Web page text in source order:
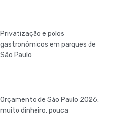
Privatização e polos
gastronômicos em parques de
São Paulo
Orçamento de São Paulo 2026:
muito dinheiro, pouca